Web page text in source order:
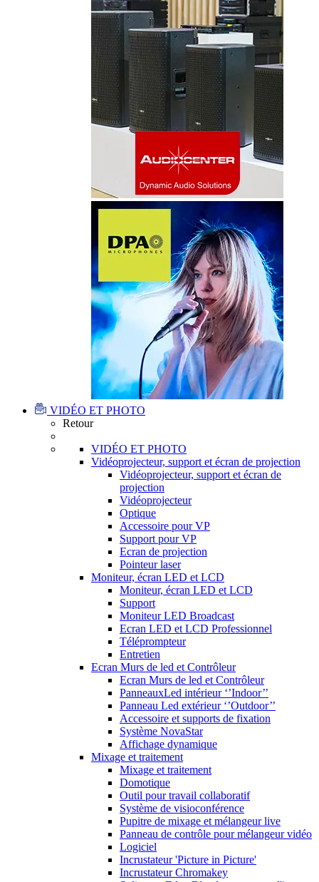
VIDÉO ET PHOTO
Retour
VIDÉO ET PHOTO
Vidéoprojecteur, support et écran de projection
Vidéoprojecteur, support et écran de
projection
Vidéoprojecteur
Optique
Accessoire pour VP
Support pour VP
Ecran de projection
Pointeur laser
Moniteur, écran LED et LCD
Moniteur, écran LED et LCD
Support
Moniteur LED Broadcast
Ecran LED et LCD Professionnel
Téléprompteur
Entretien
Ecran Murs de led et Contrôleur
Ecran Murs de led et Contrôleur
PanneauxLed intérieur ‘’Indoor’’
Panneau Led extérieur ‘’Outdoor’’
Accessoire et supports de fixation
Système NovaStar
Affichage dynamique
Mixage et traitement
Mixage et traitement
Domotique
Outil pour travail collaboratif
Système de visioconférence
Pupitre de mixage et mélangeur live
Panneau de contrôle pour mélangeur vidéo
Logiciel
Incrustateur 'Picture in Picture'
Incrustateur Chromakey